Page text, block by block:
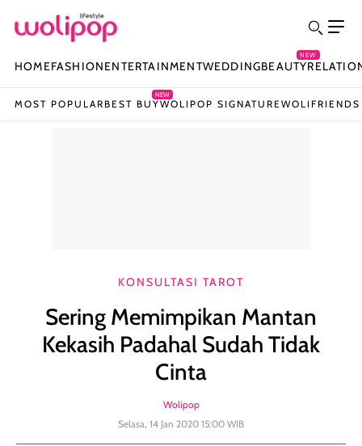
HOMEFASHIONENTERTAINMENTWEDDINGBEAUTY
NEW
MOST POPULAR BEST BUY
NEW
WOLIPOP SIGNATUREWOLIFRIENDS
KONSULTASI TAROT
Sering Memimpikan Mantan
Kekasih Padahal Sudah Tidak
Cinta
Wolipop
Selasa, 14 Jan 2020 15:00 WIB